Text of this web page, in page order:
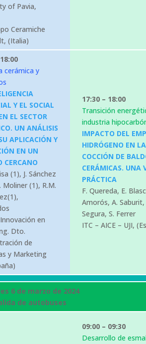
of Pavia,
Ceramiche
(Italia)
cerámica y
Y EL SOCIAL
EL SECTOR
UN ANÁLISIS
APLICACIÓN Y
EN UN
CERCANO
(1), J. Sánchez
Moliner (1), R.M.
en
Dto.
de
y Marketing
17:30 – 18:00
Transición
industria
IMPACTO DEL
HIDRÓGENO EN LA
COCCIÓN DE
CERÁMICAS. UNA
PRÁCTICA
F. Quereda, E.
Amorós, A. Saburit,
Segura, S. Ferrer
ITC – AICE – UJI,
6 de marzo de 2024
de autobuses
09:00 – 09:30
Desarrollo de